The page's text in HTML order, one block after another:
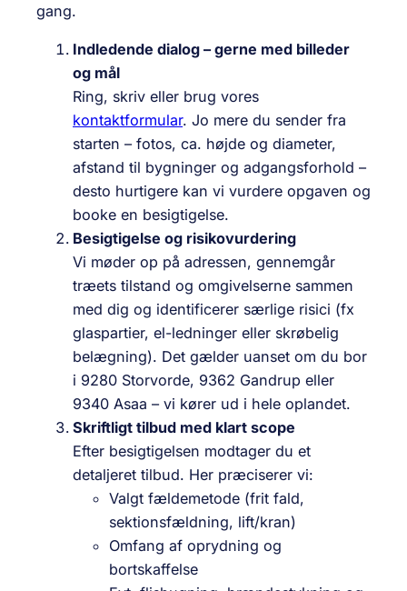
gang.
Indledende dialog – gerne med billeder
og mål
Ring, skriv eller brug vores
kontaktformular. Jo mere du sender fra
starten – fotos, ca. højde og diameter,
afstand til bygninger og adgangsforhold –
desto hurtigere kan vi vurdere opgaven og
booke en besigtigelse.
Besigtigelse og risikovurdering
Vi møder op på adressen, gennemgår
træets tilstand og omgivelserne sammen
med dig og identificerer særlige risici (fx
glaspartier, el-ledninger eller skrøbelig
belægning). Det gælder uanset om du bor
i 9280 Storvorde, 9362 Gandrup eller
9340 Asaa – vi kører ud i hele oplandet.
Skriftligt tilbud med klart scope
Efter besigtigelsen modtager du et
detaljeret tilbud. Her præciserer vi:
Valgt fældemetode (frit fald,
sektionsfældning, lift/kran)
Omfang af oprydning og
bortskaffelse